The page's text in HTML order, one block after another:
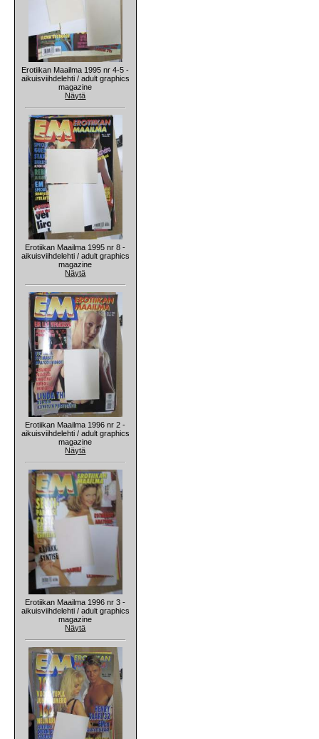
Erotiikan Maailma 1995 nr 4-5 -
aikuisviihdelehti / adult graphics
magazine
Näytä
Erotiikan Maailma 1995 nr 8 -
aikuisviihdelehti / adult graphics
magazine
Näytä
Erotiikan Maailma 1996 nr 2 -
aikuisviihdelehti / adult graphics
magazine
Näytä
Erotiikan Maailma 1996 nr 3 -
aikuisviihdelehti / adult graphics
magazine
Näytä